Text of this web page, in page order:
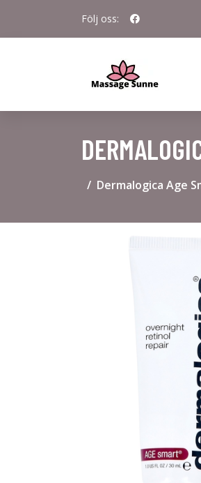
Följ oss:
Dermalogica Age